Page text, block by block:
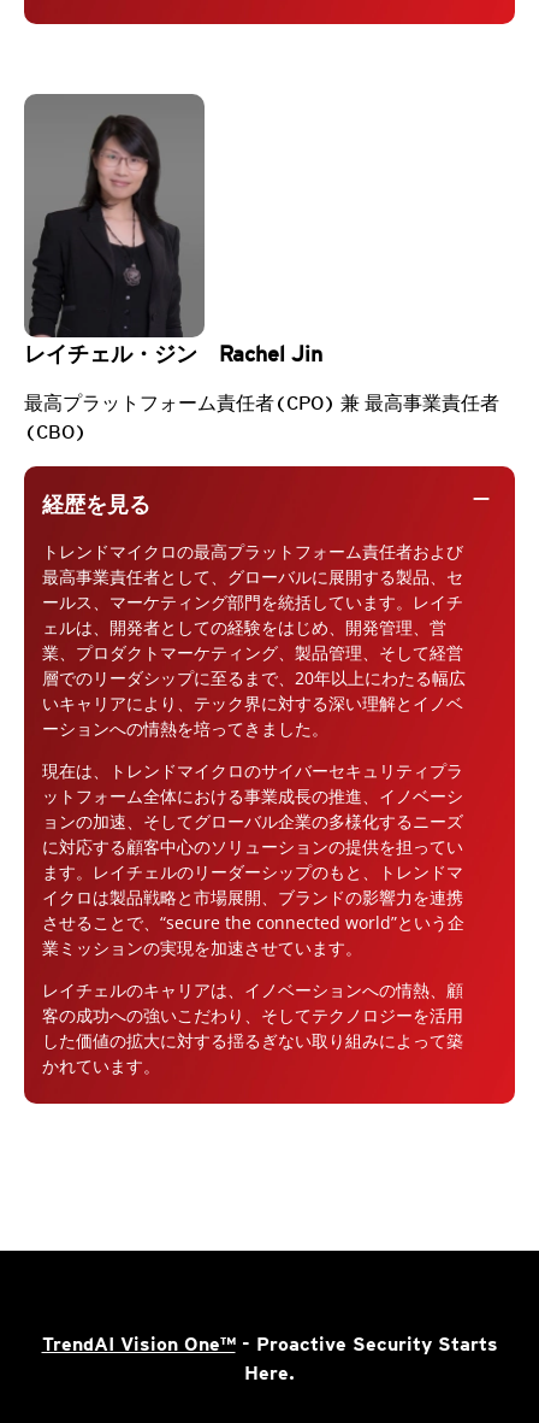
レイチェル・ジン Rachel Jin
最高プラットフォーム責任者(CPO) 兼 最高事業責任者
(CBO)
経歴を見る remove
トレンドマイクロの最高プラットフォーム責任者および
最高事業責任者として、グローバルに展開する製品、セ
ールス、マーケティング部門を統括しています。レイチ
ェルは、開発者としての経験をはじめ、開発管理、営
業、プロダクトマーケティング、製品管理、そして経営
層でのリーダシップに至るまで、20年以上にわたる幅広
いキャリアにより、テック界に対する深い理解とイノベ
ーションへの情熱を培ってきました。
現在は、トレンドマイクロのサイバーセキュリティプラ
ットフォーム全体における事業成長の推進、イノベーシ
ョンの加速、そしてグローバル企業の多様化するニーズ
に対応する顧客中心のソリューションの提供を担ってい
ます。レイチェルのリーダーシップのもと、トレンドマ
イクロは製品戦略と市場展開、ブランドの影響力を連携
させることで、“secure the connected world”という企
業ミッションの実現を加速させています。
レイチェルのキャリアは、イノベーションへの情熱、顧
客の成功への強いこだわり、そしてテクノロジーを活用
した価値の拡大に対する揺るぎない取り組みによって築
かれています。
TrendAI Vision One™- Proactive Security Starts
Here.